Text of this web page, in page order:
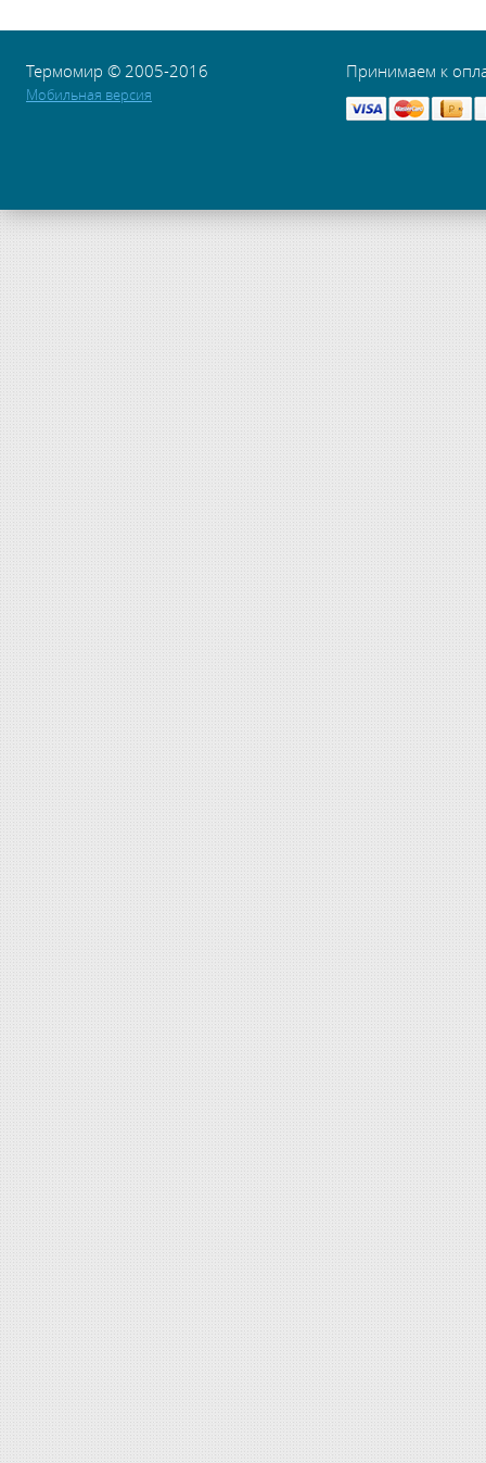
Термомир © 2005-2016
Мобильная версия
Принимаем к